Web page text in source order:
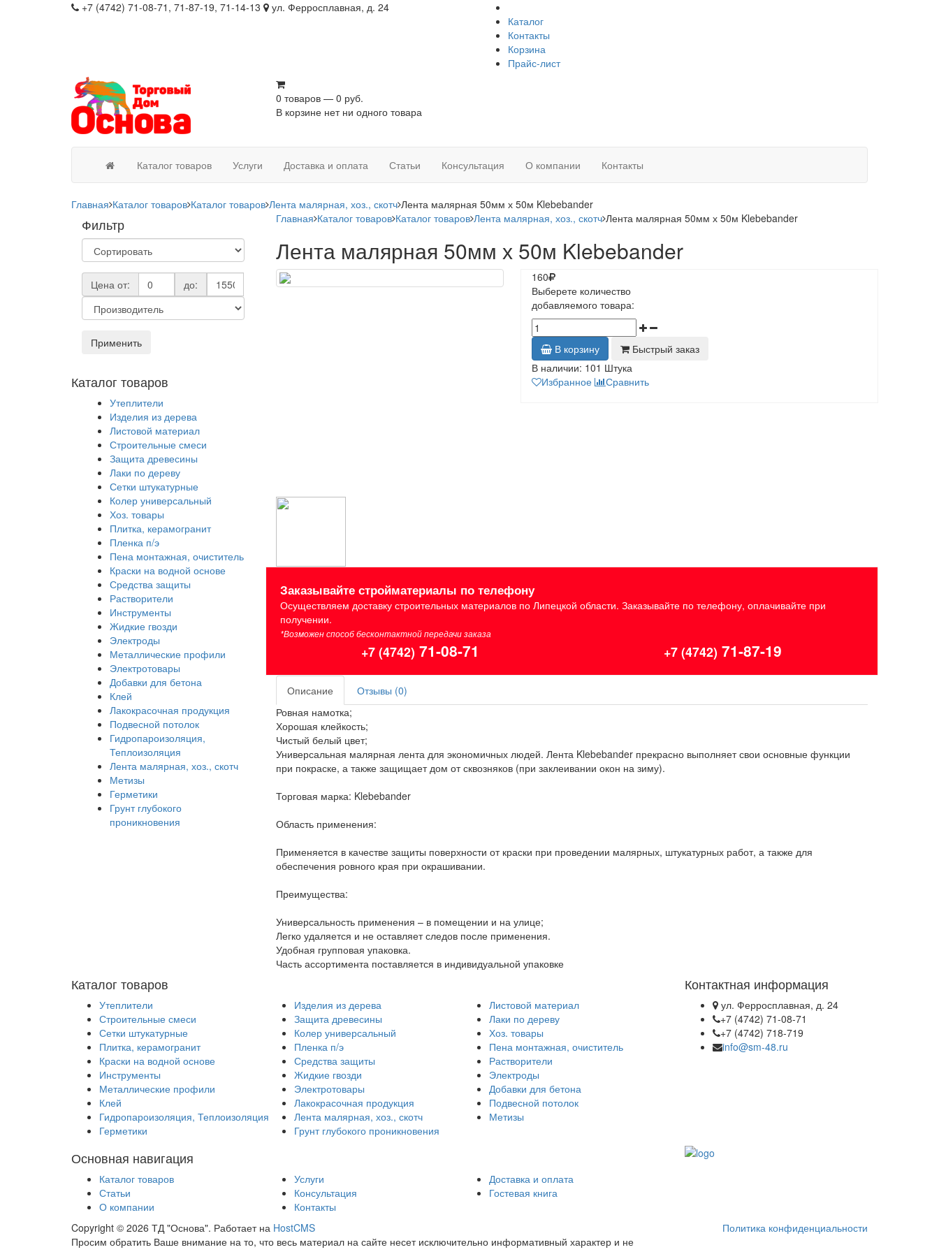
+7 (4742) 71-08-71, 71-87-19, 71-14-13
ул. Ферросплавная, д. 24
Каталог
Контакты
Корзина
Прайс-лист
0 товаров — 0 руб.
В корзине нет ни одного товара
Каталог товаров Услуги Доставка и оплата Статьи Консультация О компании Контакты
Главная Каталог товаров Каталог товаров Лента малярная, хоз., скотч Лента малярная 50мм х 50м Klebebander
Фильтр
Цена от: до:
Применить
Каталог товаров
Утеплители
Изделия из дерева
Листовой материал
Строительные смеси
Защита древесины
Лаки по дереву
Сетки штукатурные
Колер универсальный
Хоз. товары
Плитка, керамогранит
Пленка п/э
Пена монтажная, очиститель
Краски на водной основе
Средства защиты
Растворители
Инструменты
Жидкие гвозди
Электроды
Металлические профили
Электротовары
Добавки для бетона
Клей
Лакокрасочная продукция
Подвесной потолок
Гидропароизоляция,
Теплоизоляция
Лента малярная, хоз., скотч
Метизы
Герметики
Грунт глубокого
проникновения
Главная Каталог товаров Каталог товаров Лента малярная, хоз., скотч Лента малярная 50мм х 50м Klebebander
Лента малярная 50мм х 50м Klebebander
160
Выберете количество
добавляемого товара:
В корзину
Быстрый заказ
В наличии: 101 Штука
Избранное
Сравнить
Заказывайте стройматериалы по телефону
Осуществляем доставку строительных материалов по Липецкой области. Заказывайте по телефону, оплачивайте при
получении.
*Возможен способ бесконтактной передачи заказа
+7 (4742) 71-08-71 +7 (4742) 71-87-19
Описание
Отзывы (0)
Ровная намотка;
Хорошая клейкость;
Чистый белый цвет;
Универсальная малярная лента для экономичных людей. Лента Klebebander прекрасно выполняет свои основные функции
при покраске, а также защищает дом от сквозняков (при заклеивании окон на зиму).
Торговая марка: Klebebander
Область применения:
Применяется в качестве защиты поверхности от краски при проведении малярных, штукатурных работ, а также для
обеспечения ровного края при окрашивании.
Преимущества:
Универсальность применения – в помещении и на улице;
Легко удаляется и не оставляет следов после применения.
Удобная групповая упаковка.
Часть ассортимента поставляется в индивидуальной упаковке
Каталог товаров
Утеплители Изделия из дерева
Листовой материал
Строительные смеси
Защита древесины
Лаки по дереву
Сетки штукатурные
Колер универсальный
Хоз. товары
Плитка, керамогранит
Пленка п/э
Пена монтажная, очиститель
Краски на водной основе
Средства защиты
Растворители
Инструменты
Жидкие гвозди
Электроды
Металлические профили
Электротовары
Добавки для бетона
Клей
Лакокрасочная продукция
Подвесной потолок
Гидропароизоляция, Теплоизоляция
Лента малярная, хоз., скотч
Метизы
Герметики
Грунт глубокого проникновения
Контактная информация
ул. Ферросплавная, д. 24
+7 (4742) 71-08-71
+7 (4742) 718-719
info@sm-48.ru
Основная навигация
Каталог товаров Услуги
Доставка и оплата
Статьи
Консультация
Гостевая книга
О компании
Контакты
Copyright © 2026 ТД "Основа". Работает на HostCMS
Просим обратить Ваше внимание на то, что весь материал на сайте несет исключительно информативный характер и не
Политика конфиденциальности